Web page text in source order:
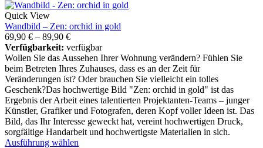
Quick View
Wandbild – Zen: orchid in gold
69,90 € – 89,90 €
Verfügbarkeit: verfügbar
Wollen Sie das Aussehen Ihrer Wohnung verändern? Fühlen Sie
beim Betreten Ihres Zuhauses, dass es an der Zeit für
Veränderungen ist? Oder brauchen Sie vielleicht ein tolles
Geschenk?Das hochwertige Bild "Zen: orchid in gold" ist das
Ergebnis der Arbeit eines talentierten Projektanten-Teams – junger
Künstler, Grafiker und Fotografen, deren Kopf voller Ideen ist. Das
Bild, das Ihr Interesse geweckt hat, vereint hochwertigen Druck,
sorgfältige Handarbeit und hochwertigste Materialien in sich.
Ausführung wählen